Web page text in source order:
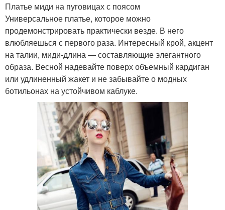
Платье миди на пуговицах с поясом
Универсальное платье, которое можно
продемонстрировать практически везде. В него
влюбляешься с первого раза. Интересный крой, акцент
на талии, миди-длина — составляющие элегантного
образа. Весной надевайте поверх объемный кардиган
или удлиненный жакет и не забывайте о модных
ботильонах на устойчивом каблуке.